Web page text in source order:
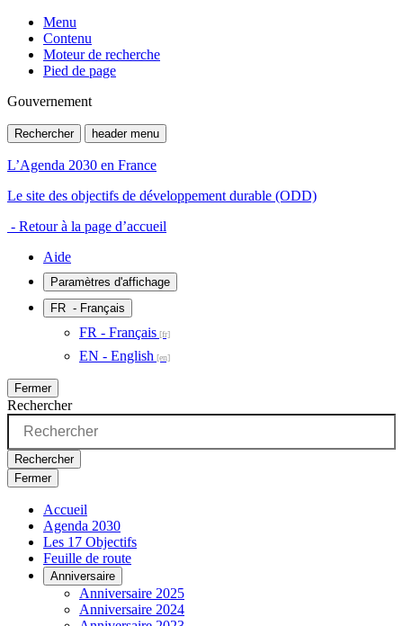
Menu
Contenu
Moteur de recherche
Pied de page
Gouvernement
Rechercher header menu
L’Agenda 2030 en France
Le site des objectifs de développement durable (ODD)
- Retour à la page d’accueil
Aide
Paramètres d'affichage
FR - Français
FR - Français
EN - English
Fermer
Rechercher
Rechercher
Fermer
Accueil
Agenda 2030
Les 17 Objectifs
Feuille de route
Anniversaire
Anniversaire 2025
Anniversaire 2024